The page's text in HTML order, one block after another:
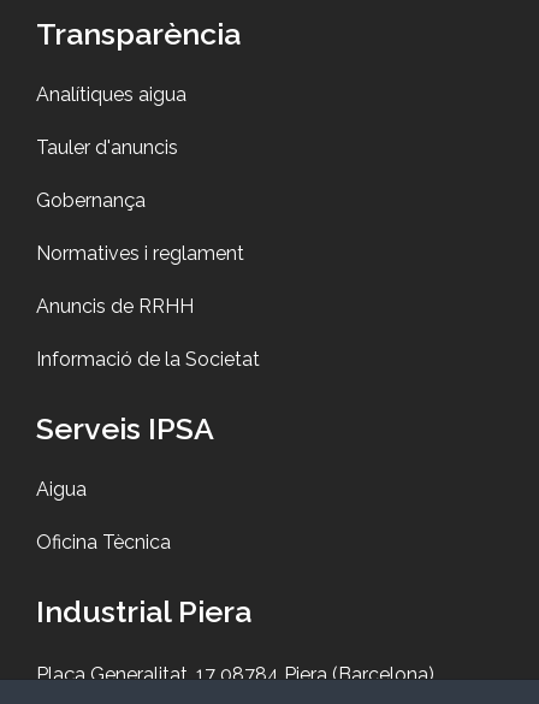
Transparència
Analítiques aigua
Tauler d'anuncis
Gobernança
Normatives i reglament
Anuncis de RRHH
Informació de la Societat
Serveis IPSA
Aigua
Oficina Tècnica
Industrial Piera
Plaça Generalitat, 17 08784 Piera (Barcelona)